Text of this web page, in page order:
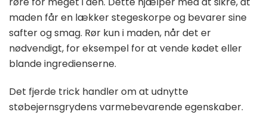
maden får en lækker stegeskorpe og bevarer sine
safter og smag. Rør kun i maden, når det er
nødvendigt, for eksempel for at vende kødet eller
blande ingredienserne.
Det fjerde trick handler om at udnytte
støbejernsgrydens varmebevarende egenskaber.